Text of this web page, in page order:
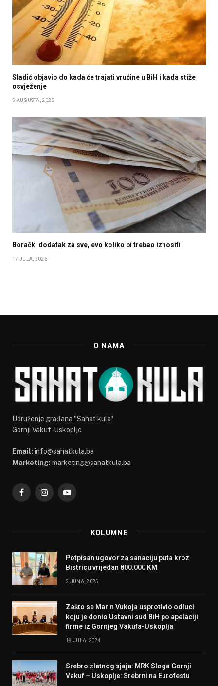
Sladić objavio do kada će trajati vrućine u BiH i kada stiže
osvježenje
5 AUGUSTA, 2026
Borački dodatak za sve, evo koliko bi trebao iznositi
17 JULA, 2026
O NAMA
Udruženje građana "Sahat kula"
Gornji Vakuf-Uskoplje
Email: info@sahatkula.ba
Marketing: marketing@sahatkula.ba
FacebookInstagramYouTube
KOLUMNE
Potpisan ugovor za sanaciju puta kroz
Bistricu vrijedan 800.000 KM
2 JUNA, 2025
Zašto se Marin Vukoja usprotivio odluci
koju je donio Ustavni sud BiH po apelaciji
firme iz Gornjeg Vakufa-Uskoplja
18 JULA, 2024
Srebro zlatnog sjaja: MRK Sloga Gornji
Vakuf – Uskoplje: Srebrni na Eurofestu